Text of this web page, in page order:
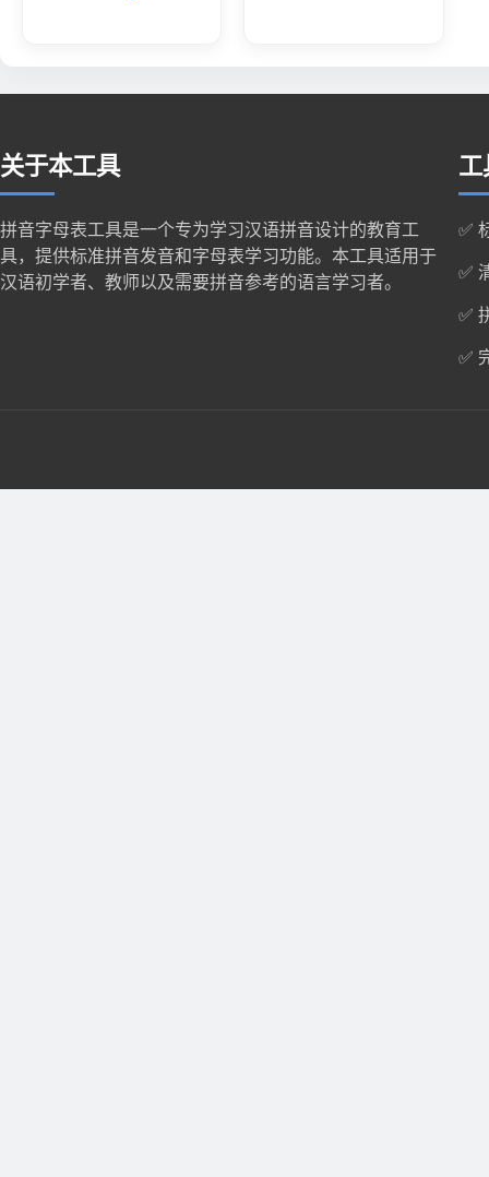
关于本工具
拼音字母表工具是一个专为学习汉语拼音设计的教育工
具，提供标准拼音发音和字母表学习功能。本工具适用于
汉语初学者、教师以及需要拼音参考的语言学习者。
工
✅
✅
✅
✅